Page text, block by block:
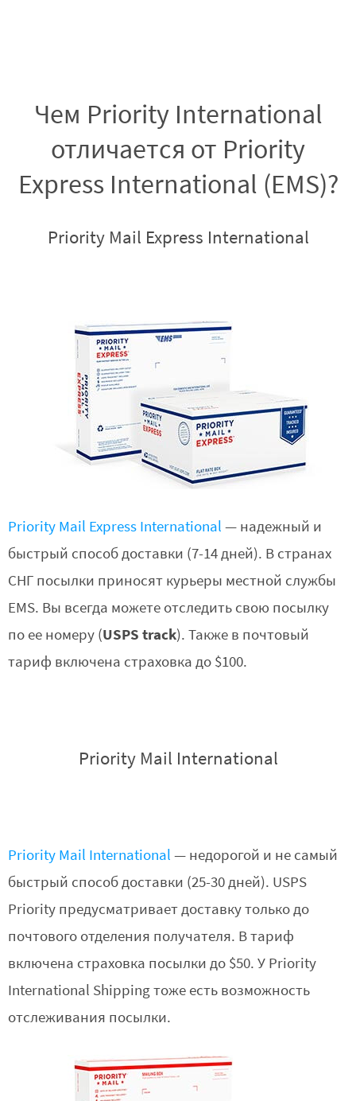
Чем Priority International
отличается от Priority
Express International (EMS)?
Priority Mail Express International
Priority Mail Express International — надежный и
быстрый способ доставки (7-14 дней). В странах
СНГ посылки приносят курьеры местной службы
EMS. Вы всегда можете отследить свою посылку
по ее номеру (USPS track). Также в почтовый
тариф включена страховка до $100.
Priority Mail International
Priority Mail International — недорогой и не самый
быстрый способ доставки (25-30 дней). USPS
Priority предусматривает доставку только до
почтового отделения получателя. В тариф
включена страховка посылки до $50. У Priority
International Shipping тоже есть возможность
отслеживания посылки.